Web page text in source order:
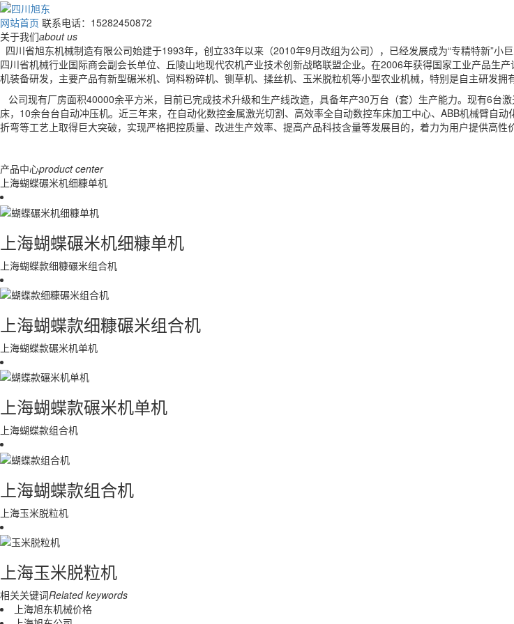
网站首页 联系电话：15282450872
关于我们about us
四川省旭东机械制造有限公司始建于1993年，创立33年以来（2010年9月改组为公司），已经发展成为“专精特新”
四川省机械行业国际商会副会长单位、丘陵山地现代农机产业技术创新战略联盟企业。在2006年获得国家工业产品
机装备研发，主要产品有新型碾米机、饲料粉碎机、铡草机、揉丝机、玉米脱粒机等小型农业机械，特别是自主研发拥
公司现有厂房面积40000余平方米，目前已完成技术升级和生产线改造，具备年产30万台（套）生产能力。现有6
床，10余台台自动冲压机。近三年来，在自动化数控金属激光切割、高效率全自动数控车床加工中心、ABB机械臂自
折弯等工艺上取得巨大突破，实现严格把控质量、改进生产效率、提高产品科技含量等发展目的，着力为用户提供高性
产品中心product center
上海蝴蝶碾米机细糠单机
上海蝴蝶碾米机细糠单机
上海蝴蝶款细糠碾米组合机
上海蝴蝶款细糠碾米组合机
上海蝴蝶款碾米机单机
上海蝴蝶款碾米机单机
上海蝴蝶款组合机
上海蝴蝶款组合机
上海玉米脱粒机
上海玉米脱粒机
相关关键词Related keywords
上海旭东机械价格